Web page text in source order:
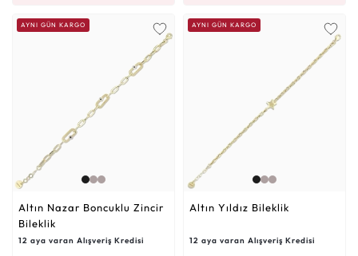
AYNI GÜN KARGO
Altın Nazar Boncuklu Zincir
Bileklik
12 aya varan Alışveriş Kredisi
AYNI GÜN KARGO
Altın Yıldız Bileklik
12 aya varan Alışveriş Kredisi